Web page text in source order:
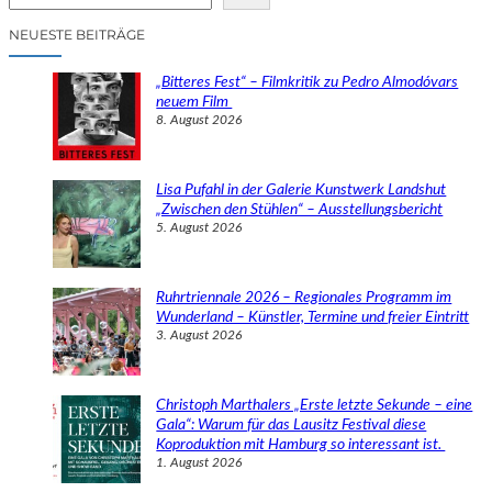
cNEUESTE BEITRÄGE
„Bitteres Fest“ – Filmkritik zu Pedro Almodóvars
neuem Film
8. August 2026
Lisa Pufahl in der Galerie Kunstwerk Landshut
„Zwischen den Stühlen“ – Ausstellungsbericht
5. August 2026
Ruhrtriennale 2026 – Regionales Programm im
Wunderland – Künstler, Termine und freier Eintritt
3. August 2026
Christoph Marthalers „Erste letzte Sekunde – eine
Gala“: Warum für das Lausitz Festival diese
Koproduktion mit Hamburg so interessant ist.
1. August 2026